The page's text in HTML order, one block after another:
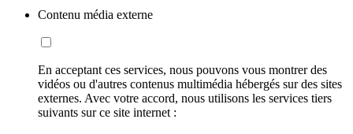
Contenu média externe
En acceptant ces services, nous pouvons vous montrer des
vidéos ou d'autres contenus multimédia hébergés sur des sites
externes. Avec votre accord, nous utilisons les services tiers
suivants sur ce site internet :